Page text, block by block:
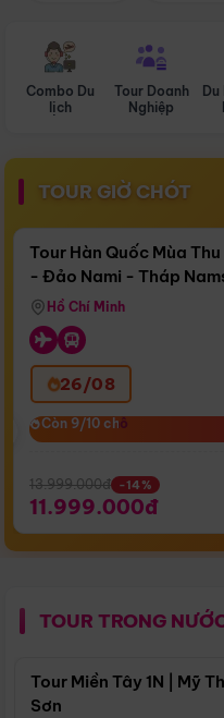
Combo Du
lịch
Tour Doanh
Nghiệp
TOUR GIỜ CHÓT
Còn17 ngày 06:04:55
Bay Sun Phuquoc
Tour Hàn Quốc Mùa
- Đảo Nami - Tháp
Airways)
Hồ Chí Minh
26/08
Còn 9/10 chỗ
Còn 9/10 chỗ
13.999.000đ -14%
11.999.000đ
TOUR TRONG
Tour Miền Tây 1N | Mỹ
Sơn